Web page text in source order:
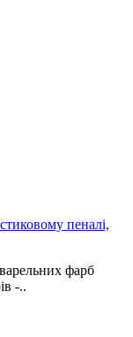
пеналі,
фарб
-..